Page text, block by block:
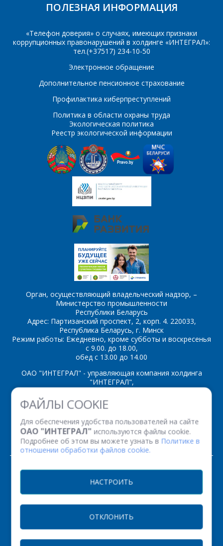
ФАЙЛЫ COOKIE
Для обеспечения удобства пользователей на сайте
ОАО "ИНТЕГРАЛ" используются файлы cookie.
Подробнее об этом вы можете узнать в Политике в
отношении обработки файлов cookie.
НАСТРОИТЬ
ОТКЛОНИТЬ
ПОЛЕЗНАЯ ИНФОРМАЦИЯ
«Телефон доверия» о случаях, имеющих признаки
коррупционных правонарушений в холдинге «ИНТЕГРАЛ»:
тел.(+37517) 234-10-50
Электронное обращение
Дополнительное пенсионное страхование
Профилактика киберпреступлений
Политика в области охраны труда
Экологическая политика
Реестр экологической информации
Орган, осуществляющий владельческий надзор, –
Министерство промышленности
Республики Беларусь
Адрес: Партизанский проспект, 2, корп. 4. 220033,
Республика Беларусь, г. Минск
Режим работы: Ежедневно, кроме субботы и воскресенья
с 9.00. до 18.00,
обед с 13.00 до 14.00
ОАО "ИНТЕГРАЛ" - управляющая компания холдинга
"ИНТЕГРАЛ",
ул. Казинца И.П., д.121А, комната 327, г. Минск, 220108,
Республика Беларусь
Факс: (+375 17) 338 12 94 УНП 100386629
Рег. номер 100386629 от 01.08.2013 г.
© 2026. Все права защищены.
E-mail*
услуга, их количество
*
Комментарий
- обязательные
поля
ОТПРАВИТЬ
Я согласен на
обработку
персональных данных
*- обязательные
поля
ОТПРАВИТЬ